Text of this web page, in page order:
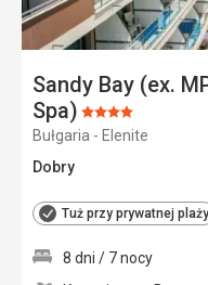
Sandy Bay (ex.
Spa) Ocena:
4/5
Bułgaria - Elenite
Dobry
Tuż przy prywatnej plaży
8 dni / 7 nocy